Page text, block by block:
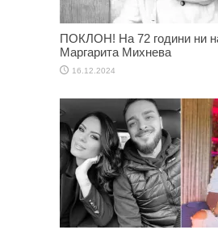
ПОКЛОН! На 72 години ни
Маргарита Михнева
16.12.2024